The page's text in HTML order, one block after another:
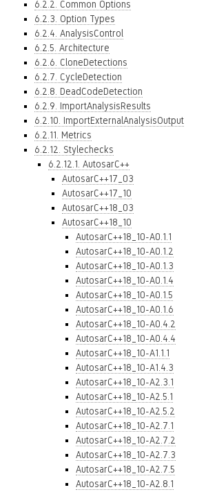
6.2.2. Common Options
6.2.3. Option Types
6.2.4. AnalysisControl
6.2.5. Architecture
6.2.6. CloneDetections
6.2.7. CycleDetection
6.2.8. DeadCodeDetection
6.2.9. ImportAnalysisResults
6.2.10. ImportExternalAnalysisOutput
6.2.11. Metrics
6.2.12. Stylechecks
6.2.12.1. AutosarC++
AutosarC++17_03
AutosarC++17_10
AutosarC++18_03
AutosarC++18_10
AutosarC++18_10-A0.1.1
AutosarC++18_10-A0.1.2
AutosarC++18_10-A0.1.3
AutosarC++18_10-A0.1.4
AutosarC++18_10-A0.1.5
AutosarC++18_10-A0.1.6
AutosarC++18_10-A0.4.2
AutosarC++18_10-A0.4.4
AutosarC++18_10-A1.1.1
AutosarC++18_10-A1.4.3
AutosarC++18_10-A2.3.1
AutosarC++18_10-A2.5.1
AutosarC++18_10-A2.5.2
AutosarC++18_10-A2.7.1
AutosarC++18_10-A2.7.2
AutosarC++18_10-A2.7.3
AutosarC++18_10-A2.7.5
AutosarC++18_10-A2.8.1